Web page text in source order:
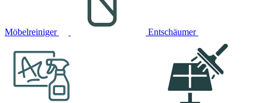
Möbelreiniger Entschäumer